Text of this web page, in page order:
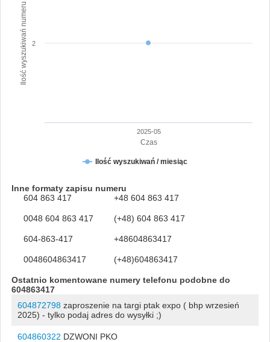
Czas
Ilość wyszukiwań numeru
Ilość wyszukiwań / miesiąc
2025-05
2
Inne formaty zapisu numeru
604 863 417
+48 604 863 417
0048 604 863 417 (+48) 604 863 417
604-863-417 +48604863417
0048604863417 (+48)604863417
Ostatnio komentowane numery telefonu podobne do
604863417
604872798zaproszenie na targi ptak expo ( bhp wrzesień
2025) - tylko podaj adres do wysyłki ;)
604860322 DZWONI PKO